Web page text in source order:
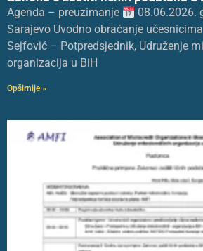
Agenda – preuzimanje 08.06.2026.
Sarajevo Uvodno obraćanje
Sejfović – Potpredsjednik, Udruženje
organizacija u BiH
Opširnije »